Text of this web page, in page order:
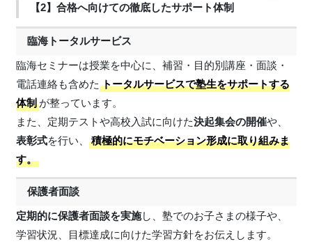
【2】合格へ向けての徹底したサポート体制
臨海トータルサービス
臨海セミナーは授業を中心に、補習・目的別講座・面談・
電話連絡も含めた トータルサービスで塾生をサポートする
体制が整っています。
また、定期テストや高校入試に向けた決起集会の開催や、
表彰式を行い、
積極的にモチベーション形成に取り組みま
す。
保護者面談
定期的に保護者面談を実施し、塾でのお子さまの様子や、
学習状況、目標達成に向けた学習方針をお伝えします。